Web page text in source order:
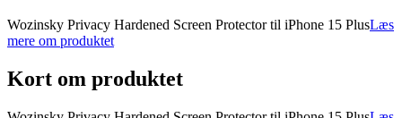
Wozinsky Privacy Hardened Screen Protector til iPhone 15 PlusLæs
mere om produktet
Kort om produktet